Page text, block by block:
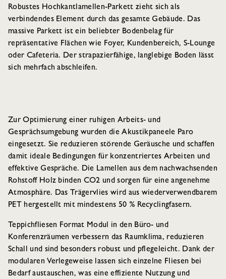
Robustes Hochkantlamellen-Parkett zieht sich als
verbindendes Element durch das gesamte Gebäude. Das
massive Parkett ist ein beliebter Bodenbelag für
repräsentative Flächen wie Foyer, Kundenbereich, S-Lounge
oder Cafeteria. Der strapazierfähige, langlebige Boden lässt
sich mehrfach abschleifen.
Zur Optimierung einer ruhigen Arbeits- und
Gesprächsumgebung wurden die Akustikpaneele Paro
eingesetzt. Sie reduzieren störende Geräusche und schaffen
damit ideale Bedingungen für konzentriertes Arbeiten und
effektive Gespräche. Die Lamellen aus dem nachwachsenden
Rohstoff Holz binden CO2 und sorgen für eine angenehme
Atmosphäre. Das Trägervlies wird aus wiederverwendbarem
PET hergestellt mit mindestens 50 % Recyclingfasern.
Teppichfliesen Format Modul in den Büro- und
Konferenzräumen verbessern das Raumklima, reduzieren
Schall und sind besonders robust und pflegeleicht. Dank der
modularen Verlegeweise lassen sich einzelne Fliesen bei
Bedarf austauschen, was eine effiziente Nutzung und